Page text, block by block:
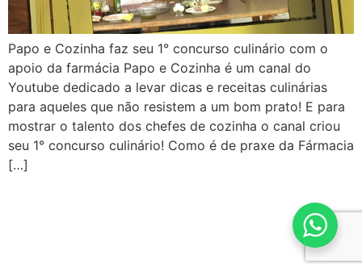
Papo e Cozinha faz seu 1° concurso culinário com o
apoio da farmácia Papo e Cozinha é um canal do
Youtube dedicado a levar dicas e receitas culinárias
para aqueles que não resistem a um bom prato! E para
mostrar o talento dos chefes de cozinha o canal criou
seu 1° concurso culinário! Como é de praxe da Fármacia
[…]